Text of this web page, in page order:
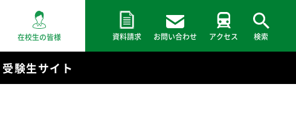
在校生の皆様 資料請求 お問い合わせ アクセス 検索
受験生サイト